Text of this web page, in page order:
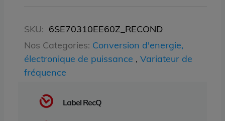
SKU: 6SE70310EE60Z_RECOND
Nos Categories: Conversion d'energie,
électronique de puissance , Variateur de
fréquence
Label RecQ